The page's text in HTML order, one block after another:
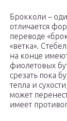
Брокколи –
отличается
переводе
«ветка».
на конце
фиолетовых
срезать пока
тепла и
может
имеет